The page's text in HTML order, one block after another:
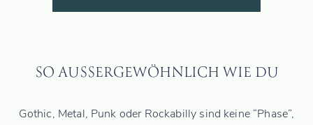
SO AUSSERGEWÖHNLICH WIE DU
Gothic, Metal, Punk oder Rockabilly sind keine “Phase”,